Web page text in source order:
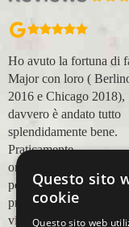
Ho avuto la fortuna di
Major con loro (
2016 e Chicago 2018),
davvero è andato tutto
splendidamente bene.
Praticamente
organizzazione
perfetta,dalla
prenotazione,mesi
viaggio.
Questo sito
cookie
Questo sito web